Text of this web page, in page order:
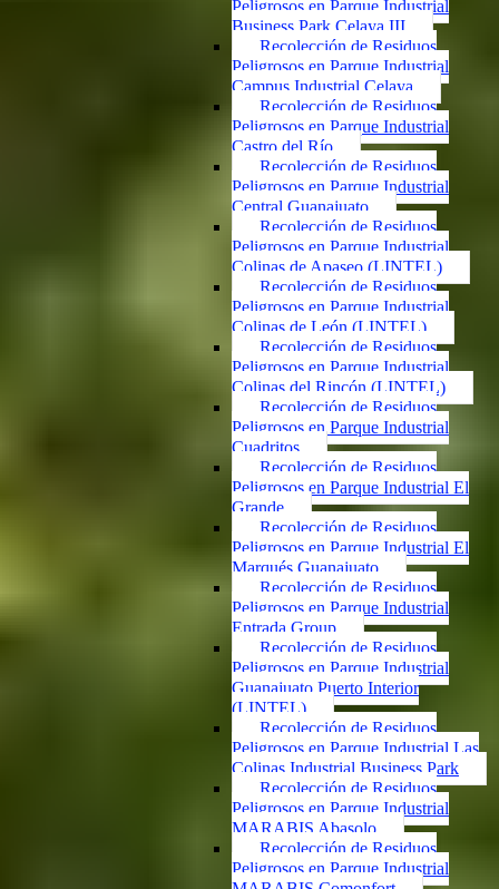
Peligrosos en Parque Industrial
Business Park Celaya III
Recolección de Residuos
Peligrosos en Parque Industrial
Campus Industrial Celaya
Recolección de Residuos
Peligrosos en Parque Industrial
Castro del Río
Recolección de Residuos
Peligrosos en Parque Industrial
Central Guanajuato
Recolección de Residuos
Peligrosos en Parque Industrial
Colinas de Apaseo (LINTEL)
Recolección de Residuos
Peligrosos en Parque Industrial
Colinas de León (LINTEL)
Recolección de Residuos
Peligrosos en Parque Industrial
Colinas del Rincón (LINTEL)
Recolección de Residuos
Peligrosos en Parque Industrial
Cuadritos
Recolección de Residuos
Peligrosos en Parque Industrial El
Grande
Recolección de Residuos
Peligrosos en Parque Industrial El
Marqués Guanajuato
Recolección de Residuos
Peligrosos en Parque Industrial
Entrada Group
Recolección de Residuos
Peligrosos en Parque Industrial
Guanajuato Puerto Interior
(LINTEL)
Recolección de Residuos
Peligrosos en Parque Industrial Las
Colinas Industrial Business Park
Recolección de Residuos
Peligrosos en Parque Industrial
MARABIS Abasolo
Recolección de Residuos
Peligrosos en Parque Industrial